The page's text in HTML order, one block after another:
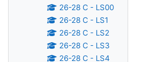
26-28 C - LS00
26-28 C - LS1
26-28 C - LS2
26-28 C - LS3
26-28 C - LS4